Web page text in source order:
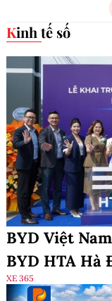
Kinh tế số
BYD Việt
BYD HTA Hà
XE 365